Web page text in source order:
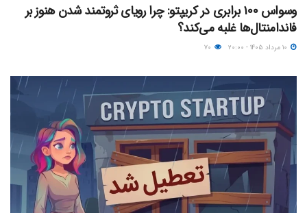
وسواس ۱۰۰ برابری در کریپتو: چرا رویای ثروتمند شدن هنوز بر
فاندامنتال‌ها غلبه می‌کند؟